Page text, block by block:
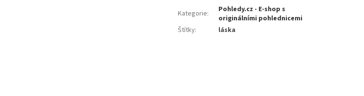
Kategorie:
Pohledy.cz - E-shop s
originálními pohlednicemi
Štítky: láska